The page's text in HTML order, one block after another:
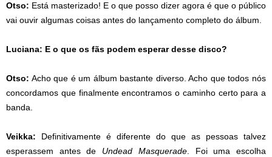
Otso: Está masterizado! E o que posso dizer agora é que o público
vai ouvir algumas coisas antes do lançamento completo do álbum.
Luciana: E o que os fãs podem esperar desse disco?
Otso: Acho que é um álbum bastante diverso. Acho que todos nós
concordamos que finalmente encontramos o caminho certo para a
banda.
Veikka: Definitivamente é diferente do que as pessoas talvez
esperassem antes de Undead Masquerade. Foi uma escolha